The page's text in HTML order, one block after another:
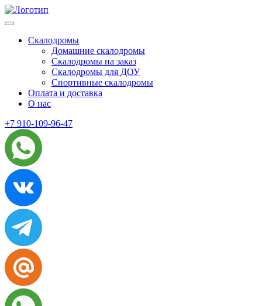
Skip
to
Скалодромы
Домашние скалодромы
Скалодромы на заказ
Скалодромы для ДОУ
Спортивные скалодромы
Оплата и доставка
О нас
+7 910-109-96-47